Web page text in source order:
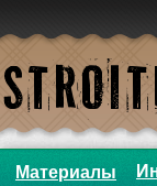
Материалы